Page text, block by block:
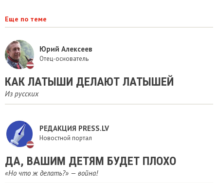
Еще по теме
Юрий Алексеев
Отец-основатель
​КАК ЛАТЫШИ ДЕЛАЮТ ЛАТЫШЕЙ
Из русских
РЕДАКЦИЯ PRESS.LV
Новостной портал
ДА, ВАШИМ ДЕТЯМ БУДЕТ ПЛОХО
«Но что ж делать?» — война!